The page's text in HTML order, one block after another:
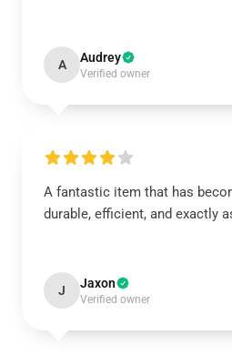
A Audrey
Verified owner
A fantastic item that has
durable, efficient, and exactly
J Jaxon
Verified owner